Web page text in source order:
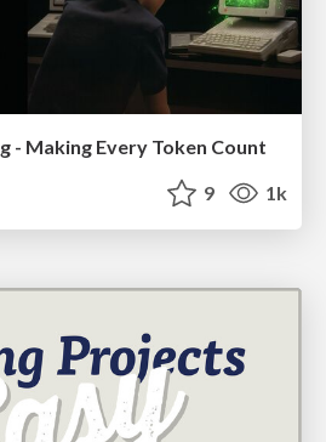
- Making Every Token Count
9 1k